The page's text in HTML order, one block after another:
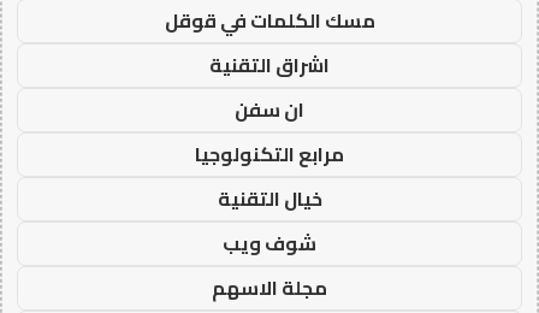
مسك الكلمات في قوقل
اشراق التقنية
ان سفن
مرابع التكنولوجيا
خيال التقنية
شوف ويب
مجلة الاسهم